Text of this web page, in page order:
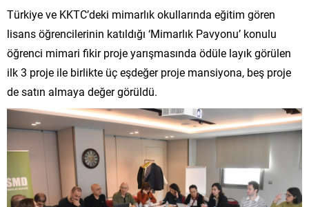
Türkiye ve KKTC’deki mimarlık okullarında eğitim gören
lisans öğrencilerinin katıldığı ‘Mimarlık Pavyonu’ konulu
öğrenci mimari fikir proje yarışmasında ödüle layık görülen
ilk 3 proje ile birlikte üç eşdeğer proje mansiyona, beş proje
de satın almaya değer görüldü.